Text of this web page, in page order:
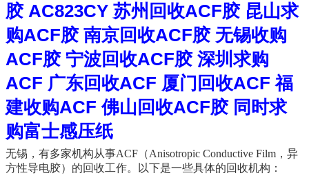
胶 AC823CY 苏州回收ACF胶 昆山求
购ACF胶 南京回收ACF胶 无锡收购
ACF胶 宁波回收ACF胶 深圳求购
ACF 广东回收ACF 厦门回收ACF 福
建收购ACF 佛山回收ACF胶 同时求
购富士感压纸
无锡，有多家机构从事ACF（Anisotropic Conductive Film，异
方性导电胶）的回收工作。以下是一些具体的回收机构：